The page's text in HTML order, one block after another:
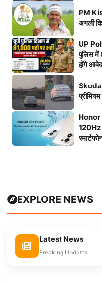
PM
अगली
UP
पुलिस में
होंगे
Skoda
Honor
120Hz
EXPLORE NEWS
Latest News
Breaking Updates